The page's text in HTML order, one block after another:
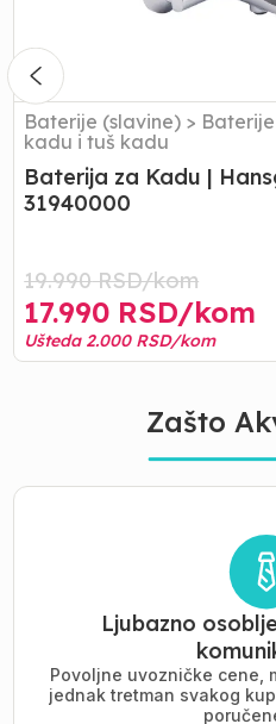
31940000
Baterije (slavine) >
kadu i tuš kadu
Baterija za Kadu |
31940000
19.990RSD/kom
17.990 RSD/kom
Ušteda 2.000RSD/kom
Zašto
Ljubazno
Povoljne uvozničke cene,
jednak tretman svakog